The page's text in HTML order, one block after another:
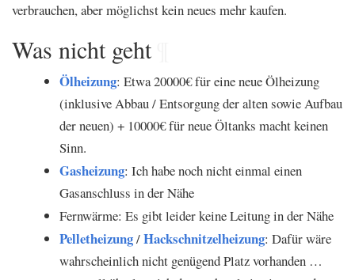
verbrauchen, aber möglichst kein neues mehr kaufen.
Was nicht geht¶
Ölheizung: Etwa 20000€ für eine neue Ölheizung
(inklusive Abbau / Entsorgung der alten sowie Aufbau
der neuen) + 10000€ für neue Öltanks macht keinen
Sinn.
Gasheizung: Ich habe noch nicht einmal einen
Gasanschluss in der Nähe
Fernwärme: Es gibt leider keine Leitung in der Nähe
Pelletheizung/Hackschnitzelheizung: Dafür wäre
wahrscheinlich nicht genügend Platz vorhanden …